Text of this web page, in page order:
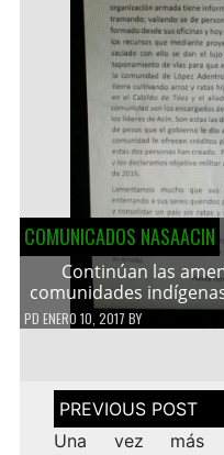
COMUNICADOS NASAACIN
Continúan las
comunidades
PD ENERO 10, 2017 BY
Navegación
de
entradas
Una vez más